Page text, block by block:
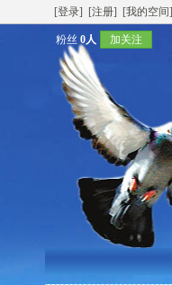
[登录] [注册] [我的空间]
粉丝 0人 加关注